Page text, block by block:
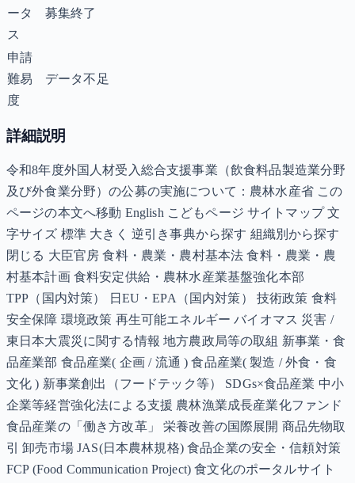
ータ
ス
募集終了
申請
難易
度
データ不足
詳細説明
令和8年度外国人材受入総合支援事業（飲食料品製造業分野
及び外食業分野）の公募の実施について：農林水産省 この
ページの本文へ移動 English こどもページ サイトマップ 文
字サイズ 標準 大きく 逆引き事典から探す 組織別から探す
閉じる 大臣官房 食料・農業・農村基本法 食料・農業・農
村基本計画 食料安定供給・農林水産業基盤強化本部
TPP（国内対策） 日EU・EPA（国内対策） 技術政策 食料
安全保障 環境政策 再生可能エネルギー バイオマス 災害 /
東日本大震災に関する情報 地方農政局等の取組 新事業・食
品産業部 食品産業( 企画 / 流通 ) 食品産業( 製造 / 外食・食
文化 ) 新事業創出（フードテック等） SDGs×食品産業 中小
企業等経営強化法による支援 農林漁業成長産業化ファンド
食品産業の「働き方改革」 栄養改善の国際展開 商品先物取
引 卸売市場 JAS(日本農林規格) 食品企業の安全・信頼対策
FCP (Food Communication Project) 食文化のポータルサイト